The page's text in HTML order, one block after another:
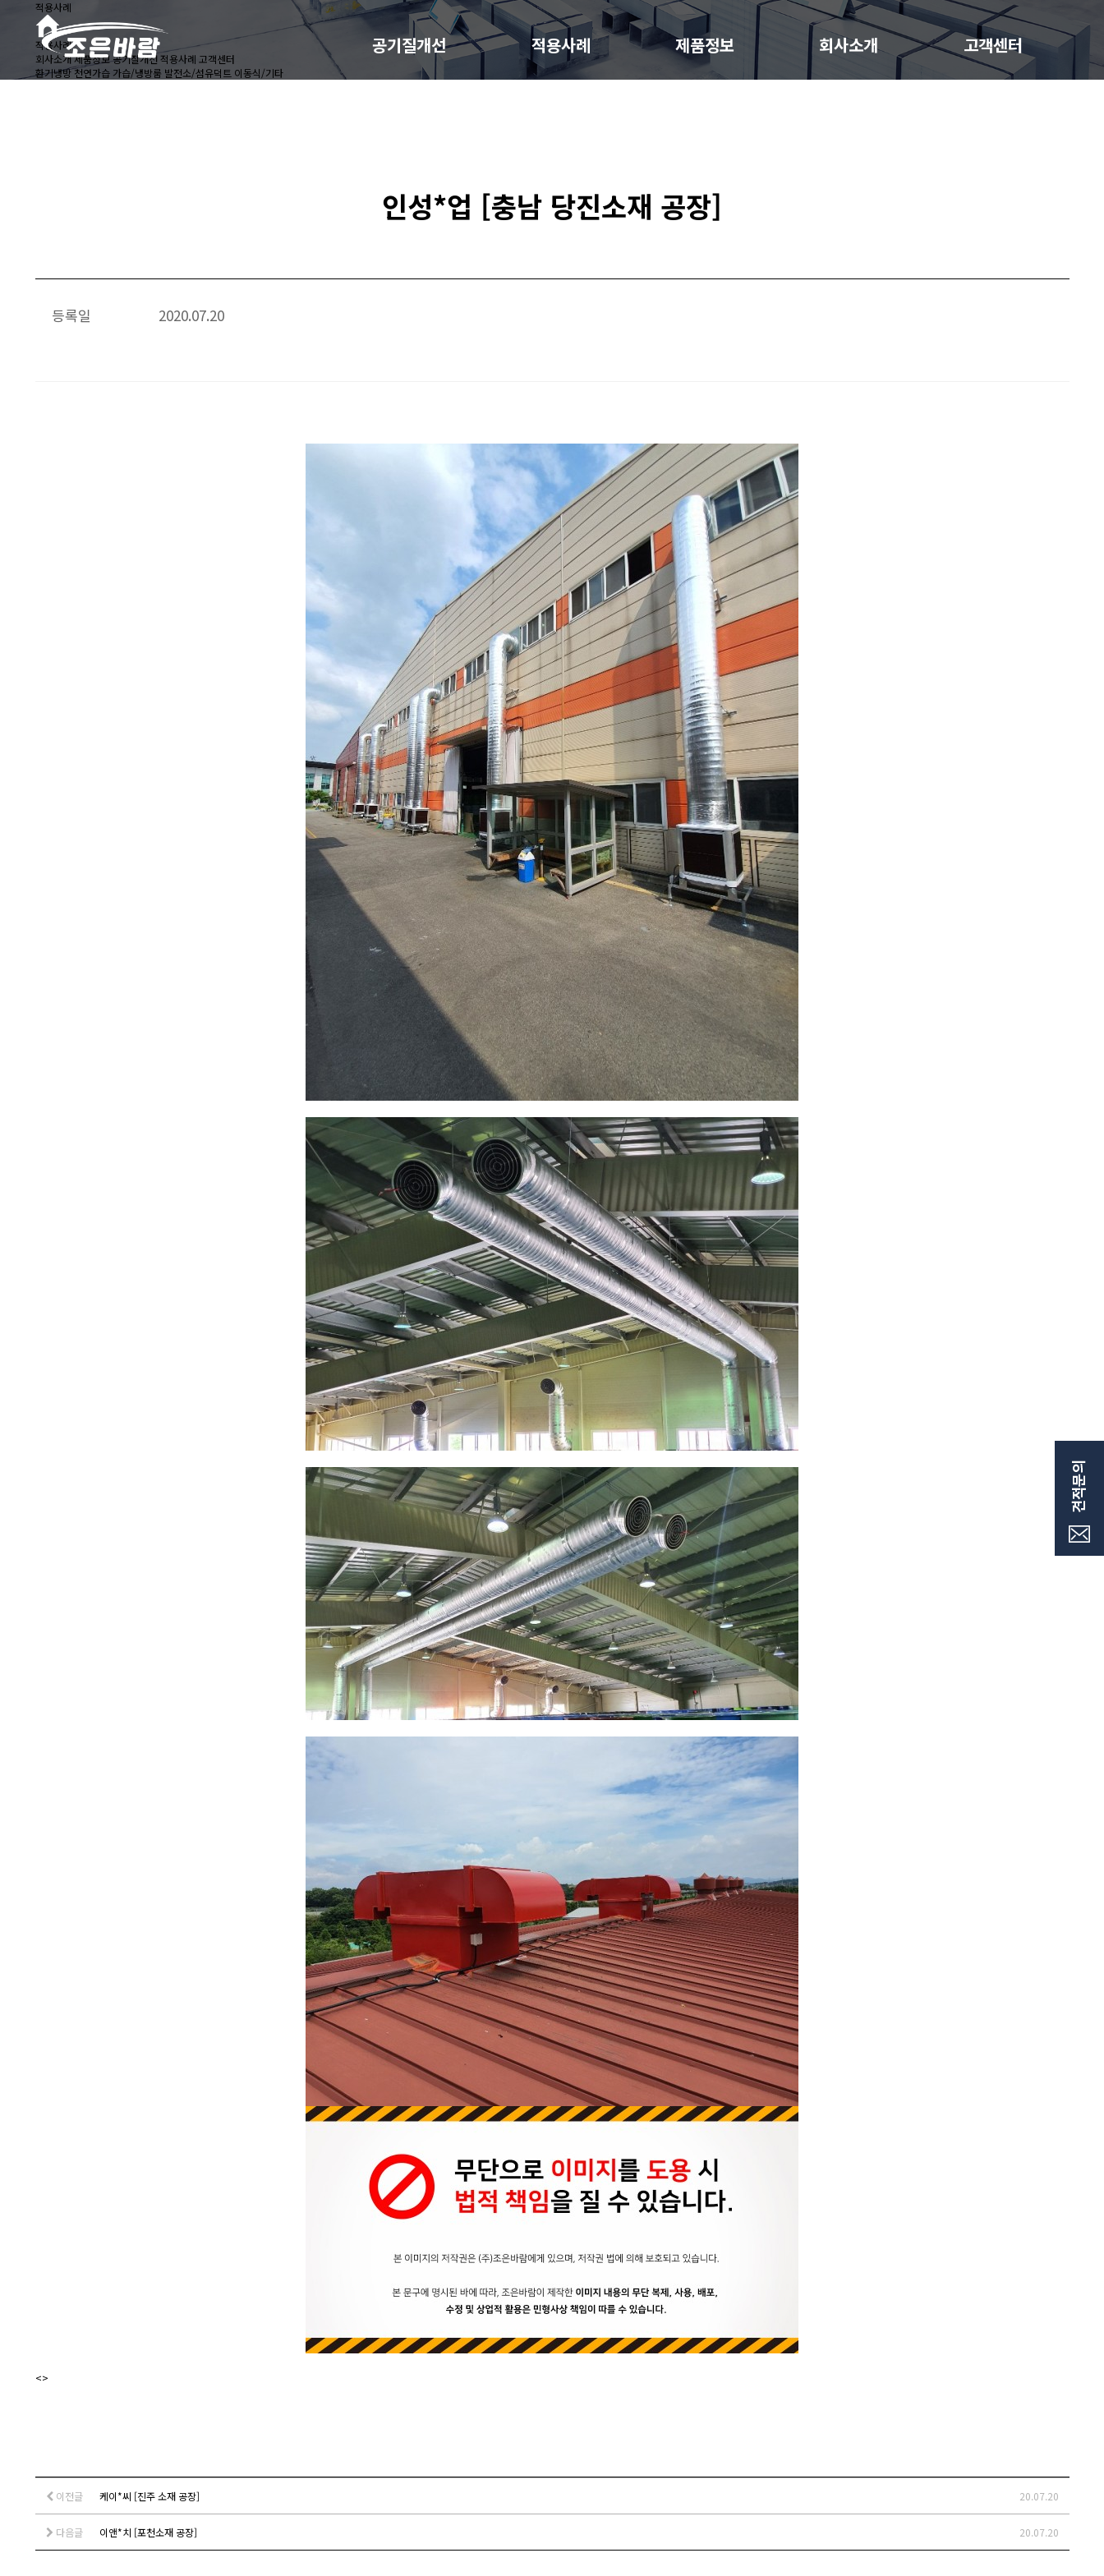
공기질개선 적용사례 제품정보 회사소개 고객센터
적용사례
적용사례
회사소개제품정보공기질개선 적용사례 고객센터
환기냉방천연가습 가습/냉방룸 발전소/섬유덕트 이동식/기타
인성*업 [충남 당진소재 공장]
등록일 2020.07.20
<>
이전글 케이*씨 [진주 소재 공장] 20.07.20
다음글 이앤*치 [포천소재 공장] 20.07.20